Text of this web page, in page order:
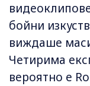
бойни
виждаше
Четирима
вероятно е